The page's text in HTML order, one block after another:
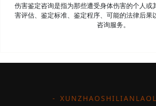
伤害鉴定咨询是指为那些遭受身体伤害的个人或
害评估、鉴定标准、鉴定程序、可能的法律后果
咨询服务。